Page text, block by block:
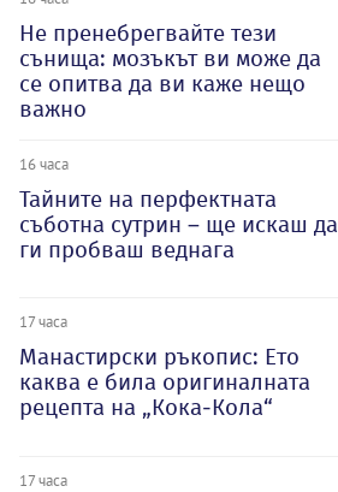
Не пренебрегвайте тези
сънища: мозъкът ви може да
се опитва да ви каже нещо
важно
16 часа
Тайните на перфектната
съботна сутрин – ще искаш да
ги пробваш веднага
17 часа
Манастирски ръкопис: Ето
каква е била оригиналната
рецепта на „Кока-Кола“
17 часа